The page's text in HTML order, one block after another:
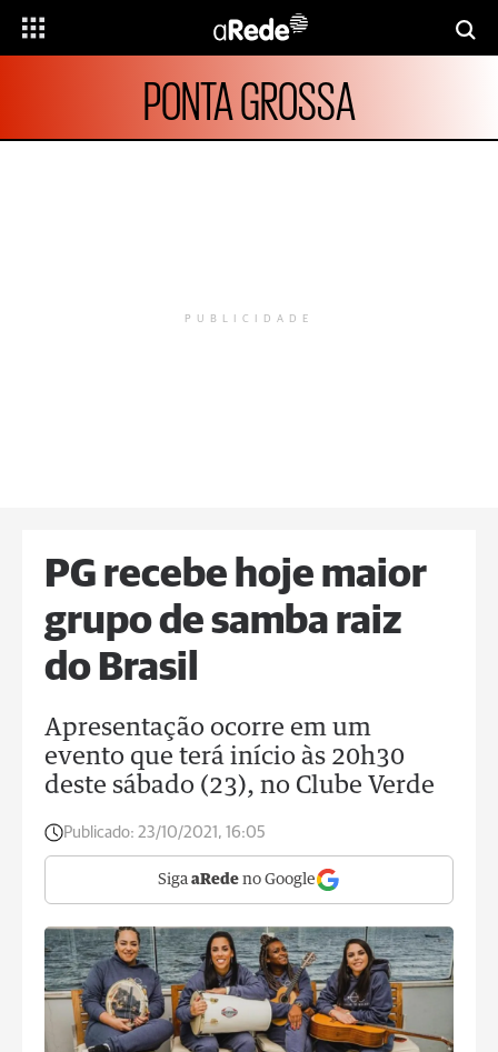
PONTA GROSSA
PUBLICIDADE
PG recebe hoje maior
grupo de samba raiz
do Brasil
Apresentação ocorre em um
evento que terá início às 20h30
deste sábado (23), no Clube Verde
Publicado: 23/10/2021, 16:05
Siga aRede no Google